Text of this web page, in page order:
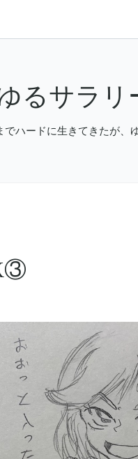
るサラリ
でハードに生きてきたが、